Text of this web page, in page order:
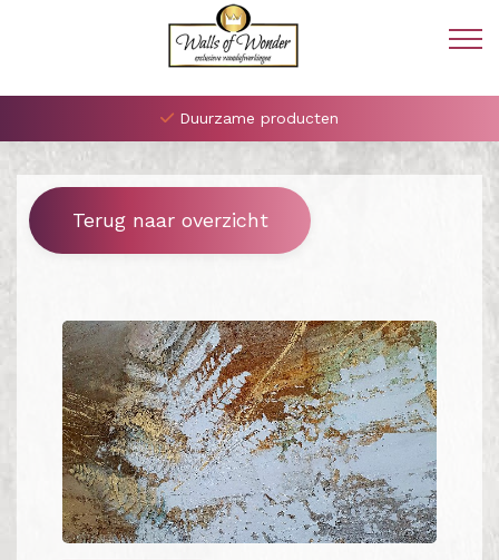
Duurzame producten
Terug naar overzicht